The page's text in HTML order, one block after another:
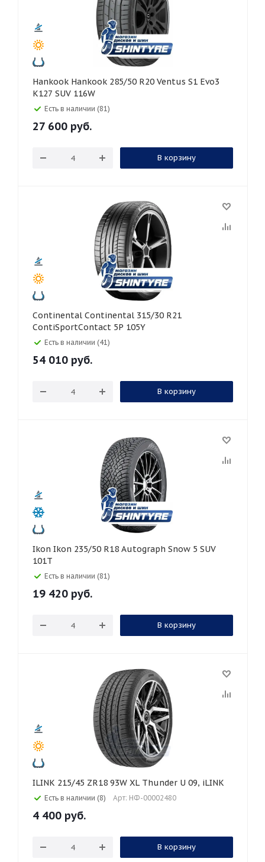
Hankook Hankook 285/50 R20 Ventus S1 Evo3
K127 SUV 116W
Есть в наличии (81)
27 600 руб.
В корзину
Continental Continental 315/30 R21
ContiSportContact 5P 105Y
Есть в наличии (41)
54 010 руб.
В корзину
Ikon Ikon 235/50 R18 Autograph Snow 5 SUV
101T
Есть в наличии (81)
19 420 руб.
В корзину
ILINK 215/45 ZR18 93W XL Thunder U 09, iLINK
Есть в наличии (8) Арт: НФ-00002480
4 400 руб.
В корзину